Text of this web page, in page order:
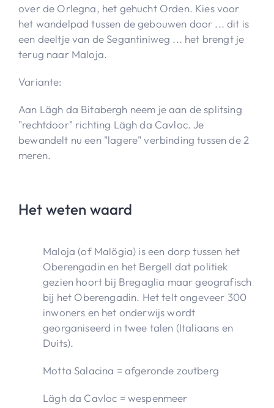
over de Orlegna, het gehucht Orden. Kies voor
het wandelpad tussen de gebouwen door ... dit is
een deeltje van de Segantiniweg ... het brengt je
terug naar Maloja.
Variante:
Aan Lägh da Bitabergh neem je aan de splitsing
"rechtdoor" richting Lägh da Cavloc. Je
bewandelt nu een "lagere" verbinding tussen de 2
meren.
Het weten waard
Maloja (of Malögia) is een dorp tussen het
Oberengadin en het Bergell dat politiek
gezien hoort bij Bregaglia maar geografisch
bij het Oberengadin. Het telt ongeveer 300
inwoners en het onderwijs wordt
georganiseerd in twee talen (Italiaans en
Duits).
Motta Salacina = afgeronde zoutberg
Lägh da Cavloc = wespenmeer